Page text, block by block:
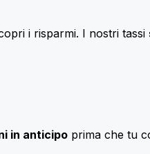
i risparmi. I nostri tassi
in anticipo prima che tu